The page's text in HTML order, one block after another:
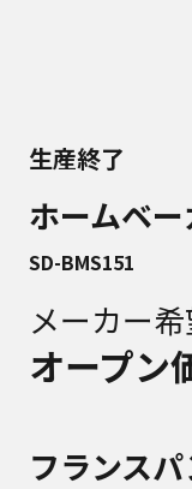
生産終了
ホームベ
SD-BMS151
メーカー
オープン
フランス